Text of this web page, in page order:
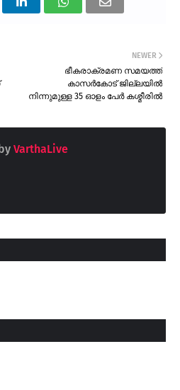
NEWER
ഭീകരാക്രമണ സമയത്ത്
കാസർകോട് ജില്ലയിൽ
നിന്നുമുള്ള 35 ഓളം പേർ കശ്മീരിൽ
VarthaLive